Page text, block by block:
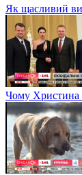
Як щасливий
Чому Христина